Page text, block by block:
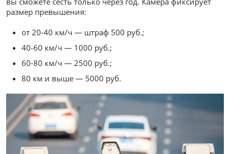
размер превышения:
от 20-40 км/ч — штраф 500 руб.;
40-60 км/ч — 1000 руб.;
60-80 км/ч — 2500 руб.;
80 км и выше — 5000 руб.